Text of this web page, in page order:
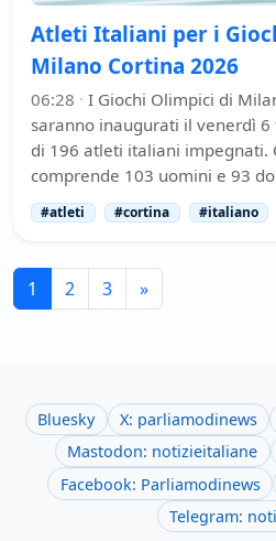
Atleti Italiani per i
Milano Cortina 2026
06:28 · I Giochi Olimpici di
saranno inaugurati il venerdì
di 196 atleti italiani impegnati.
comprende 103 uomini e 93
#atleti #cortina #italiano
1 2 3 »
Bluesky X: parliamodinews
Mastodon: notizieitaliane
Facebook: Parliamodinews
Telegram: